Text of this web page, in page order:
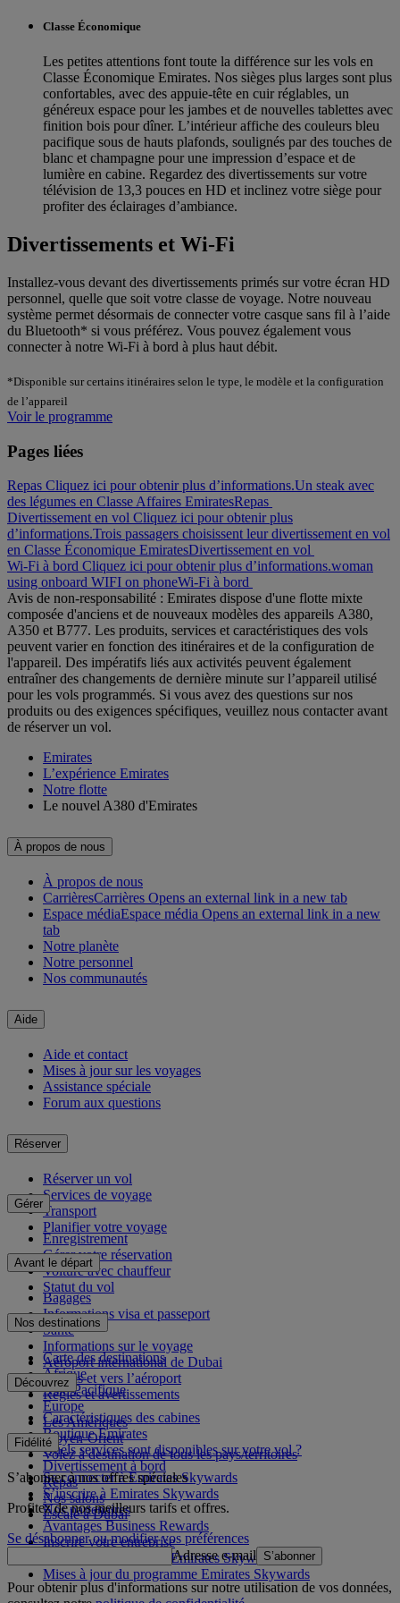
Classe Économique
Les petites attentions font toute la différence sur les vols en
Classe Économique Emirates. Nos sièges plus larges sont plus
confortables, avec des appuie-tête en cuir réglables, un
généreux espace pour les jambes et de nouvelles tablettes avec
finition bois pour dîner. L’intérieur affiche des couleurs bleu
pacifique sous de hauts plafonds, soulignés par des touches de
blanc et champagne pour une impression d’espace et de
lumière en cabine. Regardez des divertissements sur votre
télévision de 13,3 pouces en HD et inclinez votre siège pour
profiter des éclairages d’ambiance.
Divertissements et Wi-Fi
Installez-vous devant des divertissements primés sur votre écran HD
personnel, quelle que soit votre classe de voyage. Notre nouveau
système permet désormais de connecter votre casque sans fil à l’aide
du Bluetooth* si vous préférez. Vous pouvez également vous
connecter à notre Wi-Fi à bord à plus haut débit.
*Disponible sur certains itinéraires selon le type, le modèle et la configuration
de l’appareil
Voir le programme
Pages liées
Repas Cliquez ici pour obtenir plus d’informations.Un steak avec
des légumes en Classe Affaires EmiratesRepas
Divertissement en vol Cliquez ici pour obtenir plus
d’informations.Trois passagers choisissent leur divertissement en vol
en Classe Économique EmiratesDivertissement en vol
Wi-Fi à bord Cliquez ici pour obtenir plus d’informations.woman
using onboard WIFI on phoneWi-Fi à bord
Avis de non-responsabilité : Emirates dispose d'une flotte mixte
composée d'anciens et de nouveaux modèles des appareils A380,
A350 et B777. Les produits, services et caractéristiques des vols
peuvent varier en fonction des itinéraires et de la configuration de
l'appareil. Des impératifs liés aux activités peuvent également
entraîner des changements de dernière minute sur l’appareil utilisé
pour les vols programmés. Si vous avez des questions sur nos
produits ou des exigences spécifiques, veuillez nous contacter avant
de réserver un vol.
Emirates
L’expérience Emirates
Notre flotte
Le nouvel A380 d'Emirates
À propos de nous
À propos de nous
CarrièresCarrières Opens an external link in a new tab
Espace médiaEspace média Opens an external link in a new
tab
Notre planète
Notre personnel
Nos communautés
Aide
Aide et contact
Mises à jour sur les voyages
Assistance spéciale
Forum aux questions
Réserver
Réserver un vol
Services de voyage
Transport
Planifier votre voyage
Gérer
Enregistrement
Gérer votre réservation
Voiture avec chauffeur
Statut du vol
Avant le départ
Bagages
Informations visa et passeport
Santé
Informations sur le voyage
Aéroport international de Dubai
Depuis et vers l’aéroport
Règles et avertissements
Nos destinations
Carte des destinations
Afrique
Asie-Pacifique
Europe
Les Amériques
Moyen-Orient
Volez à destination de tous les pays/territoires
Découvrez
Caractéristiques des cabines
Boutique Emirates
Quels services sont disponibles sur votre vol ?
Divertissement à bord
Repas
Nos salons
Escale à Dubai
Fidélité
Se connecter à Emirates Skywards
S’inscrire à Emirates Skywards
Nos partenaires
Avantages Business Rewards
Inscrire votre entreprise
Règles du programme Emirates Skywards
Mises à jour du programme Emirates Skywards
S’abonner à nos offres spéciales
Profitez de nos meilleurs tarifs et offres.
Se désabonner ou modifier vos préférences
Adresse e-mail S’abonner
Pour obtenir plus d'informations sur notre utilisation de vos données,